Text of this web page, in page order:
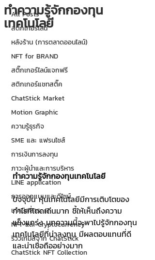
All Posts
สติกเกอร์ไลน์
หลังร้าน (การตลาดออนไลน์)
NFT for BRAND
สติ๊กเกอร์ไลน์แจกฟรี
สติกเกอร์แชทสติ๊ค
ChatStick Market
Motion Graphic
ความรู้ธุรกิจ
SME และ แฟรนไชส์
การเงินการลงทุน
ภาวะผู้นำและการบริหาร
LINE application
การออกแบบและดีไซน์
เทคนิคสาระ IT
NFT และ Cryptocurrency
รีวิวเกมส์จาก ChatStick
ChatStick NFT Collection
ทำความรู้จักกองทุน
เทคโนโลยี
ทำความรู้จักกองทุนเทคโนโลยี
ปัจจุบัน หุ้นเทคโนโลยีมีการเติบโตของ
กำไรที่โดดเด่นมาก ชี้ให้เห็นถึงความ
แข็งแกร่ง บทความนี้จะพาไปรู้จักกองทุน
เทคโนโลยีที่น่าลงทุน มีผลตอบแทนที่ดี
และน่าเชื่อถืออย่างมาก